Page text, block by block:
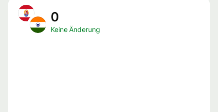
0
Keine Änderung